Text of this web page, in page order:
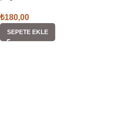
₺180,00
SEPETE EKLE